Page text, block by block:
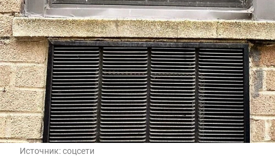
Источник:соцсети